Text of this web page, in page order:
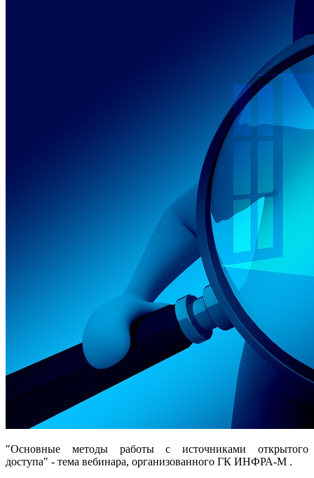
"Основные методы работы с источниками открытого
доступа" - тема вебинара, организованного ГК ИНФРА-М .